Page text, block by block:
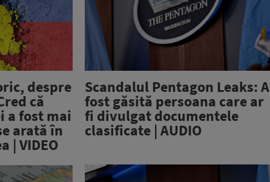
despre
că
a fost mai
arată în
| VIDEO
Scandalul Pentagon Leaks: A
fost găsită persoana care ar
fi divulgat documentele
clasificate | AUDIO